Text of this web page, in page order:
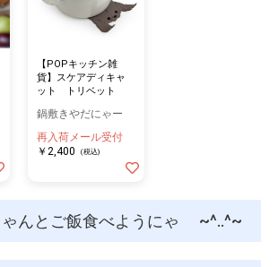
【POPキッチン雑
貨】スケアディキャ
ット トリベット
鍋敷きやだにゃー
再入荷メール受付
￥2,400
(税込)
ゃんとご飯食べようにゃ ~^..^~